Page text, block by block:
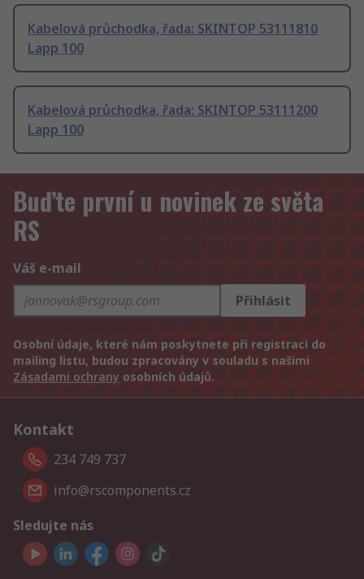
Kabelová průchodka, řada: SKINTOP 53111810
Lapp 100
Kabelová průchodka, řada: SKINTOP 53111200
Lapp 100
Buďte první u novinek ze světa
RS
Váš e-mail
Přihlásit
Osobní údaje, které nám poskytnete při registraci do
mailing listu, budou zpracovány v souladu s našimi
Zásadami ochrany osobních údajů.
Kontakt
234 749 737
info@rscomponents.cz
Sledujte nás